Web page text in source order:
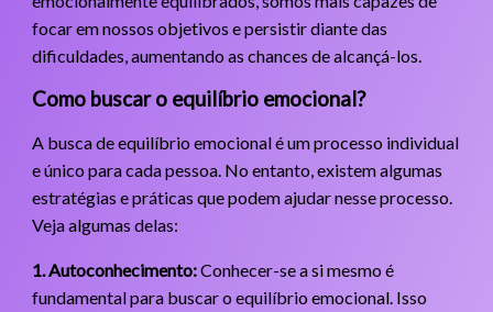
focar em nossos objetivos e persistir diante das
dificuldades, aumentando as chances de alcançá-los.
Como buscar o equilíbrio emocional?
A busca de equilíbrio emocional é um processo individual
e único para cada pessoa. No entanto, existem algumas
estratégias e práticas que podem ajudar nesse processo.
Veja algumas delas:
1. Autoconhecimento:Conhecer-se a si mesmo é
fundamental para buscar o equilíbrio emocional. Isso